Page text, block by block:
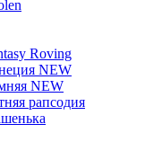
Roving
NEW
NEW
рапсодия